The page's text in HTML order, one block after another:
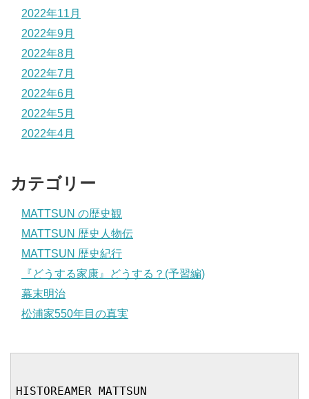
2022年11月
2022年9月
2022年8月
2022年7月
2022年6月
2022年5月
2022年4月
カテゴリー
MATTSUN の歴史観
MATTSUN 歴史人物伝
MATTSUN 歴史紀行
『どうする家康』どうする？(予習編)
幕末明治
松浦家550年目の真実
HISTOREAMER MATTSUN